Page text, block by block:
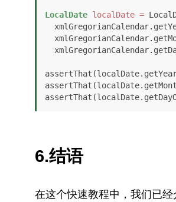
LocalDate localDate =
6.结语
在这个快速教程中，我们已经